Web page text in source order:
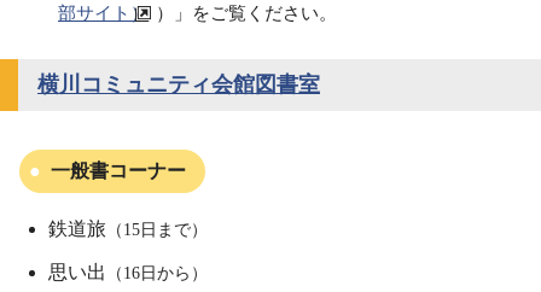
部サイト） ）」をご覧ください。
横川コミュニティ会館図書室
一般書コーナー
鉄道旅 （15日まで）
思い出 （16日から）